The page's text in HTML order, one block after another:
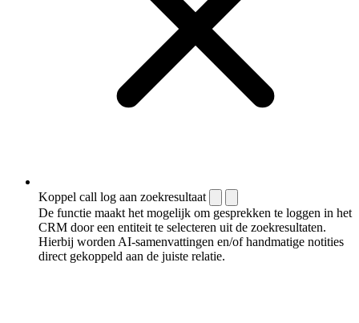
Koppel call log aan zoekresultaat
De functie maakt het mogelijk om gesprekken te loggen in het
CRM door een entiteit te selecteren uit de zoekresultaten.
Hierbij worden AI-samenvattingen en/of handmatige notities
direct gekoppeld aan de juiste relatie.